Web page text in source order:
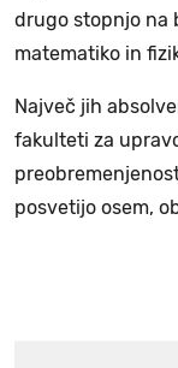
drugo stopnjo na
matematiko in
Največ jih
fakulteti za
posvetijo osem,